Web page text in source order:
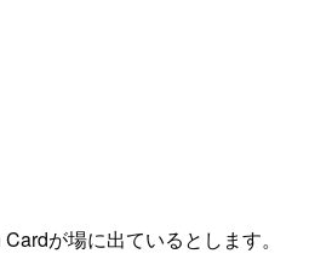
が場に出ているとします。